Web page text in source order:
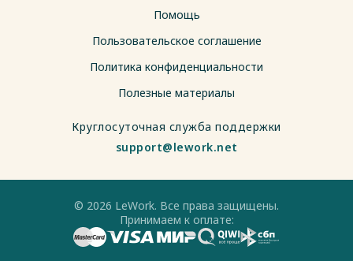
Помощь
Пользовательское соглашение
Политика конфиденциальности
Полезные материалы
Круглосуточная служба поддержки
support@lework.net
© 2026 LeWork. Все права защищены.
Принимаем к оплате: